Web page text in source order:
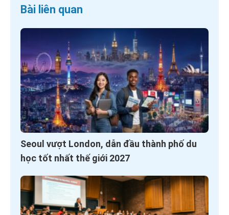
Bài liên quan
Seoul vượt London, dẫn đầu thành phố du
học tốt nhất thế giới 2027